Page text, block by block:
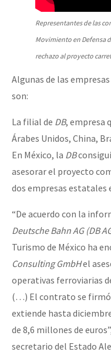
Representantes de las
Movimiento en Defensa
rechazo al proyecto
Algunas de las
son:
La filial de DB, empresa
Árabes Unidos, China,
En México, la DB
asesorar el proyecto
dos empresas estatales
“De acuerdo con la
Deutsche Bahn AG (DB
Turismo de México ha
Consulting GmbHel
operativas ferroviarias
(…) El contrato se firmó
extiende hasta
de 8,6 millones de
secretario del Estado